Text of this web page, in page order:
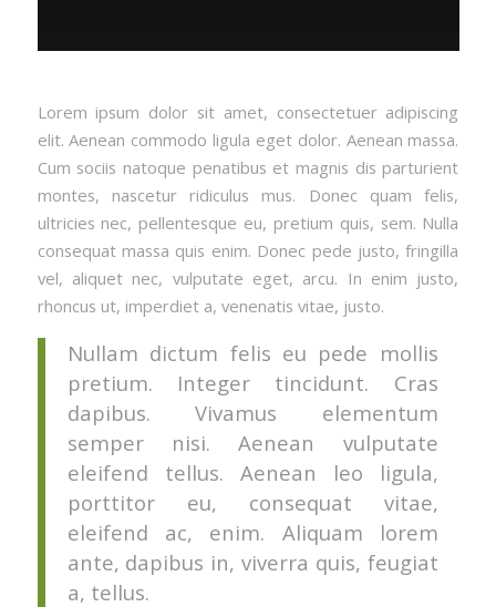
Lorem ipsum dolor sit amet, consectetuer adipiscing
elit. Aenean commodo ligula eget dolor. Aenean massa.
Cum sociis natoque penatibus et magnis dis parturient
montes, nascetur ridiculus mus. Donec quam felis,
ultricies nec, pellentesque eu, pretium quis, sem. Nulla
consequat massa quis enim. Donec pede justo, fringilla
vel, aliquet nec, vulputate eget, arcu. In enim justo,
rhoncus ut, imperdiet a, venenatis vitae, justo.
Nullam dictum felis eu pede mollis
pretium. Integer tincidunt. Cras
dapibus. Vivamus elementum
semper nisi. Aenean vulputate
eleifend tellus. Aenean leo ligula,
porttitor eu, consequat vitae,
eleifend ac, enim. Aliquam lorem
ante, dapibus in, viverra quis, feugiat
a, tellus.